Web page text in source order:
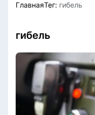
Новости столицы
Спорт
Видео
Послание
Этический кодекс
ГлавнаяТег: гибель
гибель